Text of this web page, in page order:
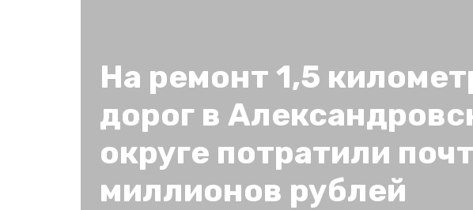
На ремонт 1,5
дорог в
округе потратили
миллионов рублей